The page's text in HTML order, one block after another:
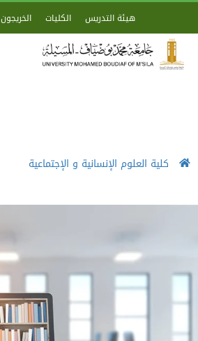
هيئة التدريس الكليات الخريجون
كلية العلوم الإنسانية و الإجتماعية